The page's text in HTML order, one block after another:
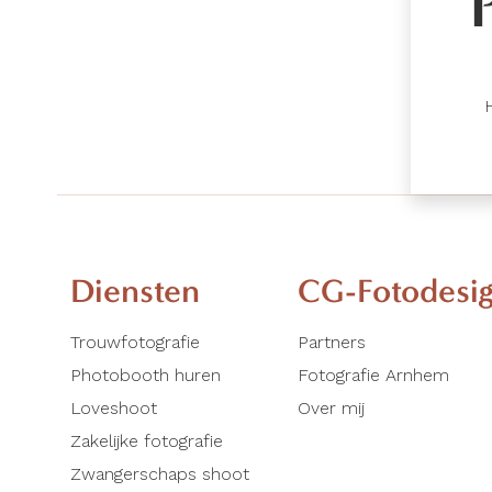
Diensten
Trouwfotografie
Photobooth huren
Loveshoot
Zakelijke fotografie
Zwangerschaps shoot
CG-
Partners
Fotografie Arnhem
Over mij